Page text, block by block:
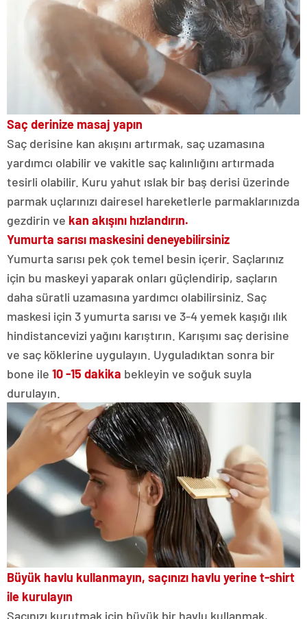
Saç derinize masaj yapın
Saç derisine kan akışını artırmak, saç uzamasına
yardımcı olabilir ve vakitle saç kalınlığını artırmada
tesirli olabilir. Kuru yahut ıslak bir baş derisi üzerinde
parmak uçlarınızı dairesel hareketlerle parmaklarınızda
gezdirin ve kan akışını hızlandırın.
Yumurta sarısı maskesini deneyebilirsiniz
Yumurta sarısı pek çok temel besin içerir. Saçlarınız
için bu maskeyi yaparak onları güçlendirip, saçların
daha süratli uzamasına yardımcı olabilirsiniz. Saç
maskesi için 3 yumurta sarısı ve 3-4 yemek kaşığı ılık
hindistancevizi yağını karıştırın. Karışımı saç derisine
ve saç köklerine uygulayın. Uyguladıktan sonra bir
bone ile 10 -15 dakika bekleyin ve soğuk suyla
durulayın.
Büyük havlu kullanmayın, saçınızı havlu yerine t-shirt
ile kurulayın
Saçınızı kurutmak için büyük bir havlu kullanmak,